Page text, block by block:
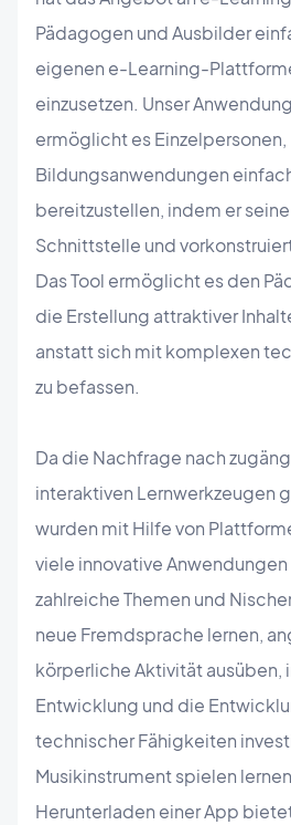
Pädagogen und Ausbilder
eigenen e-Learning-
einzusetzen. Unser
ermöglicht es Einzelpersonen,
Bildungsanwendungen
bereitzustellen, indem er
Schnittstelle und
Das Tool ermöglicht es den
die Erstellung attraktiver
anstatt sich mit komplexen
zu befassen.
Da die Nachfrage nach
interaktiven Lernwerkzeugen
wurden mit Hilfe von
viele innovative
zahlreiche Themen und
neue Fremdsprache lernen,
körperliche Aktivität ausüben,
Entwicklung und die
technischer Fähigkeiten
Musikinstrument spielen
Herunterladen einer App